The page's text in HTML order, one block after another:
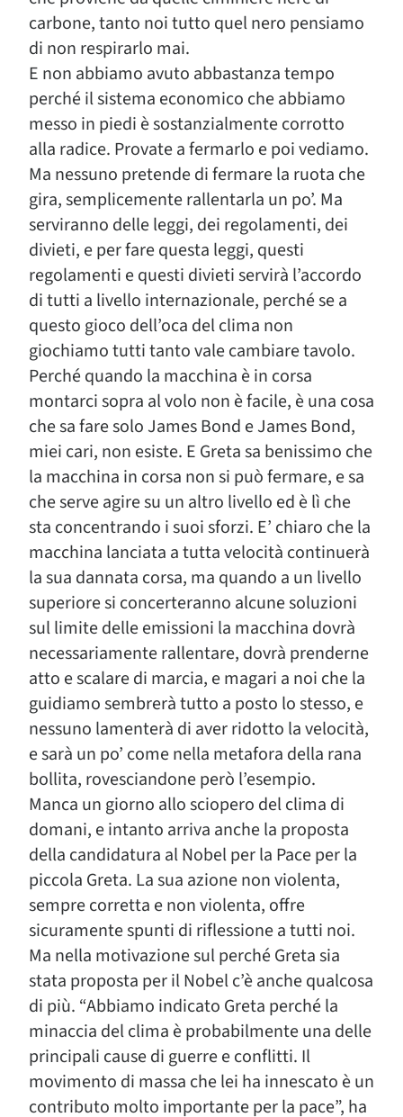
carbone, tanto noi tutto quel nero pensiamo
di non respirarlo mai.
E non abbiamo avuto abbastanza tempo
perché il sistema economico che abbiamo
messo in piedi è sostanzialmente corrotto
alla radice. Provate a fermarlo e poi vediamo.
Ma nessuno pretende di fermare la ruota che
gira, semplicemente rallentarla un po’. Ma
serviranno delle leggi, dei regolamenti, dei
divieti, e per fare questa leggi, questi
regolamenti e questi divieti servirà l’accordo
di tutti a livello internazionale, perché se a
questo gioco dell’oca del clima non
giochiamo tutti tanto vale cambiare tavolo.
Perché quando la macchina è in corsa
montarci sopra al volo non è facile, è una cosa
che sa fare solo James Bond e James Bond,
miei cari, non esiste. E Greta sa benissimo che
la macchina in corsa non si può fermare, e sa
che serve agire su un altro livello ed è lì che
sta concentrando i suoi sforzi. E’ chiaro che la
macchina lanciata a tutta velocità continuerà
la sua dannata corsa, ma quando a un livello
superiore si concerteranno alcune soluzioni
sul limite delle emissioni la macchina dovrà
necessariamente rallentare, dovrà prenderne
atto e scalare di marcia, e magari a noi che la
guidiamo sembrerà tutto a posto lo stesso, e
nessuno lamenterà di aver ridotto la velocità,
e sarà un po’ come nella metafora della rana
bollita, rovesciandone però l’esempio.
Manca un giorno allo sciopero del clima di
domani, e intanto arriva anche la proposta
della candidatura al Nobel per la Pace per la
piccola Greta. La sua azione non violenta,
sempre corretta e non violenta, offre
sicuramente spunti di riflessione a tutti noi.
Ma nella motivazione sul perché Greta sia
stata proposta per il Nobel c’è anche qualcosa
di più. “Abbiamo indicato Greta perché la
minaccia del clima è probabilmente una delle
principali cause di guerre e conflitti. Il
movimento di massa che lei ha innescato è un
contributo molto importante per la pace”, ha